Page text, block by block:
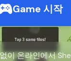
Game 시작
이 온라인에서